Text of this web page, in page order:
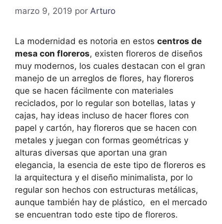
marzo 9, 2019 por Arturo
La modernidad es notoria en estos centros de
mesa con floreros, existen floreros de diseños
muy modernos, los cuales destacan con el gran
manejo de un arreglos de flores, hay floreros
que se hacen fácilmente con materiales
reciclados, por lo regular son botellas, latas y
cajas, hay ideas incluso de hacer flores con
papel y cartón, hay floreros que se hacen con
metales y juegan con formas geométricas y
alturas diversas que aportan una gran
elegancia, la esencia de este tipo de floreros es
la arquitectura y el diseño minimalista, por lo
regular son hechos con estructuras metálicas,
aunque también hay de plástico, en el mercado
se encuentran todo este tipo de floreros.